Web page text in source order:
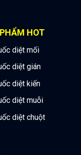
HOT
diệt mối
diệt gián
diệt kiến
diệt muỗi
diệt chuột